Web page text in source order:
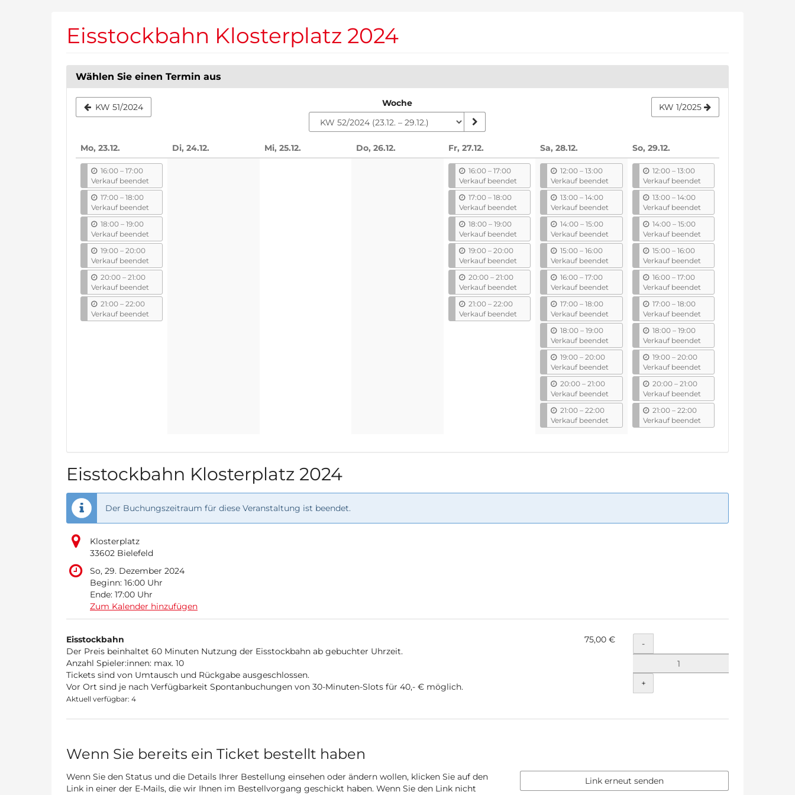
Eisstockbahn Klosterplatz 2024
Wählen Sie einen Termin aus
KW 51/2024
auswählen
Woche KW 1/2025
Mo, 23.12.
16:00 –b
i
s
17:00
Verkauf beendet
17:00 –b
i
s
18:00
Verkauf beendet
18:00 –b
i
s
19:00
Verkauf beendet
19:00 –b
i
s
20:00
Verkauf beendet
20:00 –b
i
s
21:00
Verkauf beendet
21:00 –b
i
s
22:00
Verkauf beendet
Di, 24.12. Mi, 25.12. Do, 26.12. Fr, 27.12.
16:00 –b
i
s
17:00
Verkauf beendet
17:00 –b
i
s
18:00
Verkauf beendet
18:00 –b
i
s
19:00
Verkauf beendet
19:00 –b
i
s
20:00
Verkauf beendet
20:00 –b
i
s
21:00
Verkauf beendet
21:00 –b
i
s
22:00
Verkauf beendet
Sa, 28.12.
12:00 –b
i
s
13:00
Verkauf beendet
13:00 –b
i
s
14:00
Verkauf beendet
14:00 –b
i
s
15:00
Verkauf beendet
15:00 –b
i
s
16:00
Verkauf beendet
16:00 –b
i
s
17:00
Verkauf beendet
17:00 –b
i
s
18:00
Verkauf beendet
18:00 –b
i
s
19:00
Verkauf beendet
19:00 –b
i
s
20:00
Verkauf beendet
20:00 –b
i
s
21:00
Verkauf beendet
21:00 –b
i
s
22:00
Verkauf beendet
So, 29.12.
12:00 –b
i
s
13:00
Verkauf beendet
13:00 –b
i
s
14:00
Verkauf beendet
14:00 –b
i
s
15:00
Verkauf beendet
15:00 –b
i
s
16:00
Verkauf beendet
16:00 –b
i
s
17:00
Verkauf beendet
17:00 –b
i
s
18:00
Verkauf beendet
18:00 –b
i
s
19:00
Verkauf beendet
19:00 –b
i
s
20:00
Verkauf beendet
20:00 –b
i
s
21:00
Verkauf beendet
21:00 –b
i
s
22:00
Verkauf beendet
Eisstockbahn Klosterplatz 2024
Der Buchungszeitraum für diese Veranstaltung ist beendet.
Klosterplatz
33602 Bielefeld
So, 29. Dezember 2024
Beginn: 16:00 Uhr
Ende: 17:00 Uhr
Zum Kalender hinzufügen
Unkategorisierte
Produkte
Eisstockbahn
Der Preis beinhaltet 60 Minuten Nutzung der Eisstockbahn ab gebuchter Uhrzeit.
Anzahl Spieler:innen: max. 10
Tickets sind von Umtausch und Rückgabe ausgeschlossen.
Vor Ort sind je nach Verfügbarkeit Spontanbuchungen von 30-Minuten-Slots für 40,- € möglich.
Aktuell verfügbar: 4
75,00 € Menge
-
+
Wenn Sie bereits ein Ticket bestellt haben
Wenn Sie den Status und die Details Ihrer Bestellung einsehen oder ändern wollen, klicken Sie auf den
Link in einer der E-Mails, die wir Ihnen im Bestellvorgang geschickt haben. Wenn Sie den Link nicht
Link erneut senden